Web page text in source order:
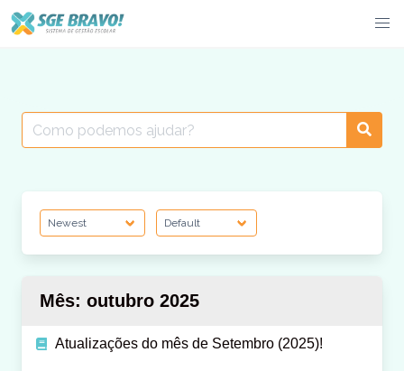
Search
for:
Mês: outubro 2025
Atualizações do mês de Setembro (2025)!